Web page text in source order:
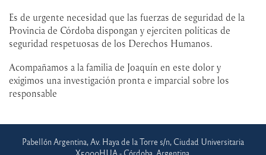
Es de urgente necesidad que las fuerzas de seguridad de la
Provincia de Córdoba dispongan y ejerciten políticas de
seguridad respetuosas de los Derechos Humanos.
Acompañamos a la familia de Joaquín en este dolor y
exigimos una investigación pronta e imparcial sobre los
responsable
Pabellón Argentina, Av. Haya de la Torre s/n, Ciudad Universitaria
X5000HUA - Córdoba, Argentina.